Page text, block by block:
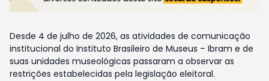
Desde 4 de julho de 2026, as atividades de comunicação
institucional do Instituto Brasileiro de Museus – Ibram e de
suas unidades museológicas passaram a observar as
restrições estabelecidas pela legislação eleitoral.